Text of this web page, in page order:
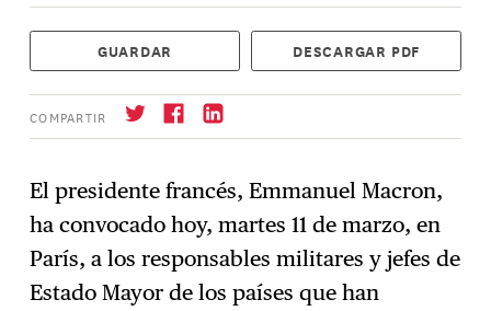
GUARDAR DESCARGAR PDF
COMPARTIR
→ Suscríbase
El presidente francés, Emmanuel Macron,
ha convocado hoy, martes 11 de marzo, en
París, a los responsables militares y jefes de
Estado Mayor de los países que han